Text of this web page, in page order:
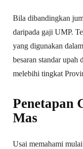
Bila dibandingkan
daripada gaji UMP.
yang digunakan
besaran standar upah
melebihi tingkat
Penetapan
Mas
Usai memahami